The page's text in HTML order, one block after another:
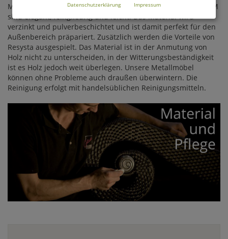
Metall ist nicht gleich Metall. Moderne Metallmöbel von MBM
sind elegant, feingliedrig und leicht. Das Material wird
verzinkt und pulverbeschichtet und ist damit perfekt für den
Außenbereich präpariert. Zusätzlich werden die Vorteile von
Resysta ausgespielt. Das Material ist in der Anmutung von
Holz nicht zu unterscheiden, in der Witterungsbeständigkeit
ist es Holz jedoch weit überlegen. Unsere Metallmöbel
können ohne Probleme auch draußen überwintern. Die
Reinigung erfolgt mit handelsüblichen Reinigungsmitteln.
Datenschutzerklärung Impressum